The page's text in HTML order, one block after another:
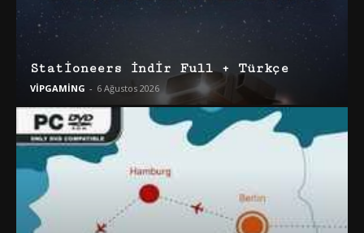
Stationeers İndir Full + Türkçe
VİPGAMİNG - 6 Ağustos 2026